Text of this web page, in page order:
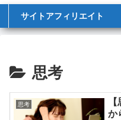
サイトアフィリエイト
思考
思考
か